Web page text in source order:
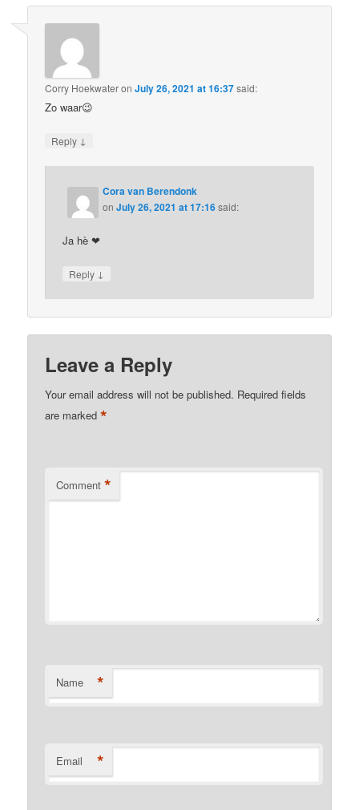
Corry HoekwateronJuly 26, 2021 at 16:37said:
Zo waar😉
Reply ↓
Cora van Berendonk
onJuly 26, 2021 at 17:16said:
Ja hè ❤
Reply ↓
Leave a Reply
Your email address will not be published. Required fields
are marked*
Comment *
Name *
Email *